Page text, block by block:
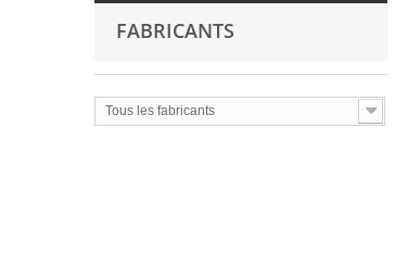
FABRICANTS
Tous les fabricants